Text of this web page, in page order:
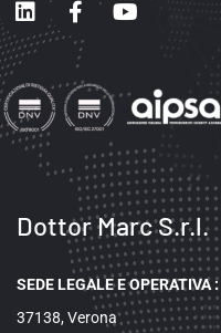
Dottor Marc S.r.l.
SEDE LEGALE E OPERATIVA:
37138, Verona